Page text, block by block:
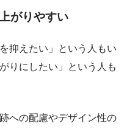
がりやすい
抑えたい」という人もい
りにしたい」という人も
への配慮やデザイン性の